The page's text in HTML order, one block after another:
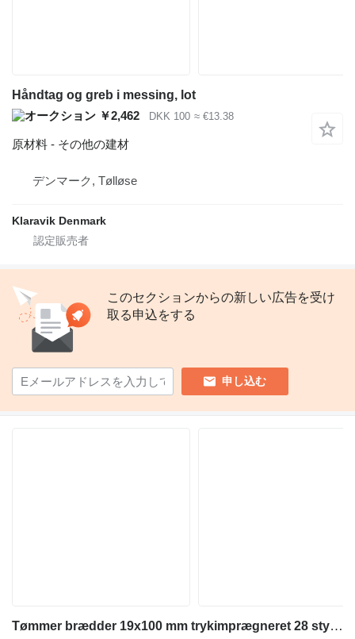
Håndtag og greb i messing, lot
￥2,462
DKK 100 ≈ €13.38
原材料 - その他の建材
デンマーク, Tølløse
Klaravik Denmark
このセクションからの新しい広告を受け
取る申込をする
申し込む
Tømmer brædder 19x100 mm trykimprægneret 28 styk 510 cm